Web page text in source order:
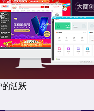
的活跃